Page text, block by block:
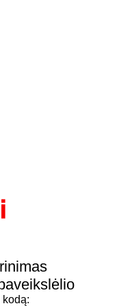
kodą: